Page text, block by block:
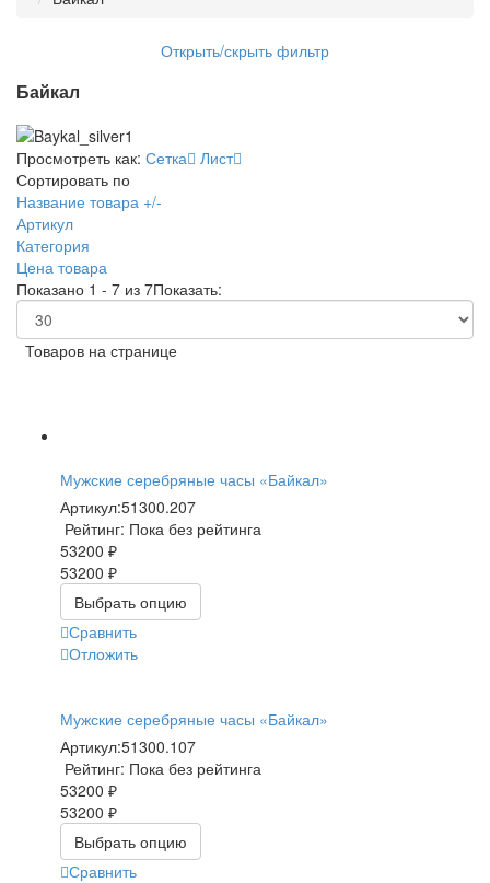
Открыть/скрыть фильтр
Байкал
Просмотреть как: Сетка
Лист
Сортировать по
Название товара +/-
Артикул
Категория
Цена товара
Показано 1 - 7 из 7Показать:
Товаров на странице
Мужские серебряные часы «Байкал»
Артикул:51300.207
Рейтинг: Пока без рейтинга
53200 ₽
53200 ₽
Выбрать опцию
Сравнить
Отложить
Мужские серебряные часы «Байкал»
Артикул:51300.107
Рейтинг: Пока без рейтинга
53200 ₽
53200 ₽
Выбрать опцию
Сравнить